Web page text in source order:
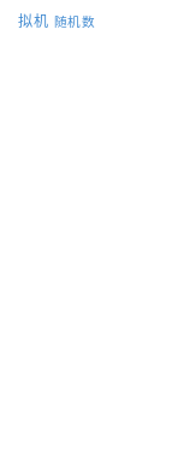
拟机 随机数